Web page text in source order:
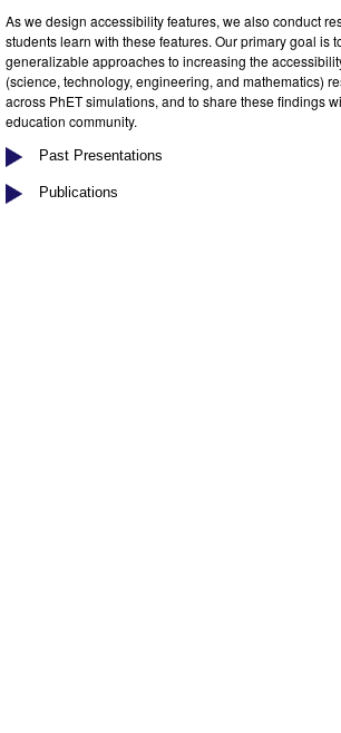
Impact Report
As we design accessibility features, we also conduct
students learn with these features. Our primary goal is
generalizable approaches to increasing the
(science, technology, engineering, and mathematics)
across PhET simulations, and to share these findings
education community.
Past Presentations
Publications